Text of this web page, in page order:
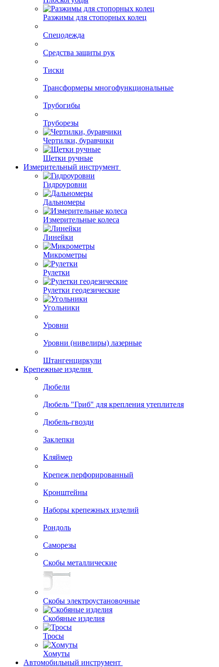
Разжимы для стопорных колец
Спецодежда
Средства защиты рук
Тиски
Трансформеры многофункциональные
Трубогибы
Труборезы
Чертилки, буравчики
Щетки ручные
Измерительный инструмент
Гидроуровни
Дальномеры
Измерительные колеса
Линейки
Микрометры
Рулетки
Рулетки геодезические
Угольники
Уровни
Уровни (нивелиры) лазерные
Штангенциркули
Крепежные изделия
Дюбели
Дюбель "Гриб" для крепления утеплителя
Дюбель-гвозди
Заклепки
Кляймер
Крепеж перфорированный
Кронштейны
Наборы крепежных изделий
Рондоль
Саморезы
Скобы металлические
Скобы электроустановочные
Скобяные изделия
Тросы
Хомуты
Автомобильный инструмент